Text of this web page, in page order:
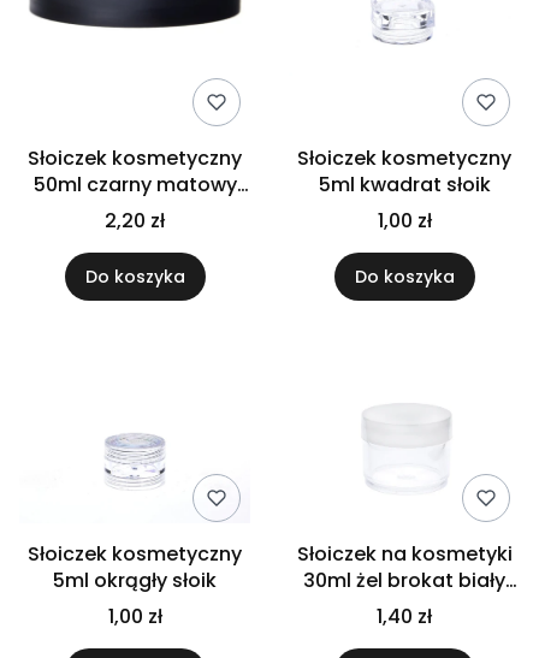
Słoiczek kosmetyczny
50ml czarny matowy
słoik
2,20 zł
Do koszyka
Słoiczek kosmetyczny
5ml kwadrat słoik
1,00 zł
Do koszyka
Słoiczek kosmetyczny
5ml okrągły słoik
1,00 zł
Słoiczek na kosmetyki
30ml żel brokat biały
słoik
1,40 zł